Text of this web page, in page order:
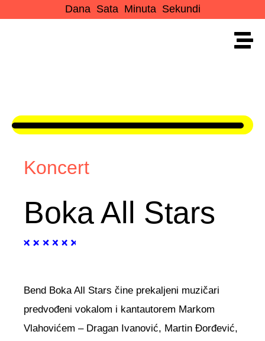
Dana Sata Minuta Sekundi
Koncert
Boka All Stars
Bend Boka All Stars čine prekaljeni muzičari
predvođeni vokalom i kantautorem Markom
Vlahovićem – Dragan Ivanović, Martin Đorđević,